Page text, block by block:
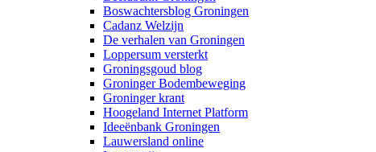
Boswachtersblog Groningen
Cadanz Welzijn
De verhalen van Groningen
Loppersum versterkt
Groningsgoud blog
Groninger Bodembeweging
Groninger krant
Hoogeland Internet Platform
Ideeënbank Groningen
Lauwersland online